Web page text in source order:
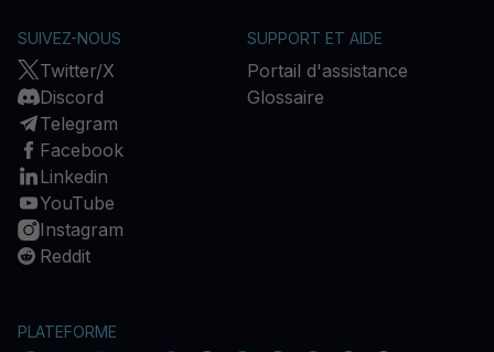
SUIVEZ-NOUS
Twitter/X
Discord
Telegram
Facebook
Linkedin
YouTube
Instagram
Reddit
SUPPORT ET AIDE
Portail d'assistance
Glossaire
PLATEFORME